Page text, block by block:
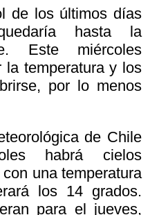
de los últimos días
hasta la
Este miércoles
la temperatura y los
por lo menos
de Chile
habrá cielos
una temperatura
los 14 grados.
para el jueves,